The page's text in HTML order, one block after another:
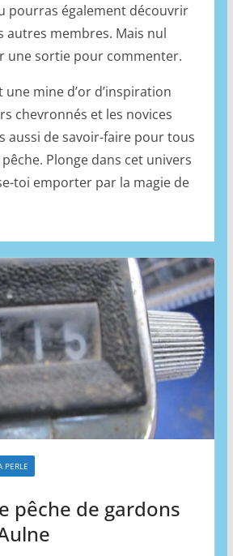
pourras également découvrir
autres membres. Mais nul
une sortie pour commenter.
une mine d’or d’inspiration
chevronnés et les novices
aussi de savoir-faire pour tous
Plonge dans cet univers
toi emporter par la magie de
PERLE
pêche de gardons